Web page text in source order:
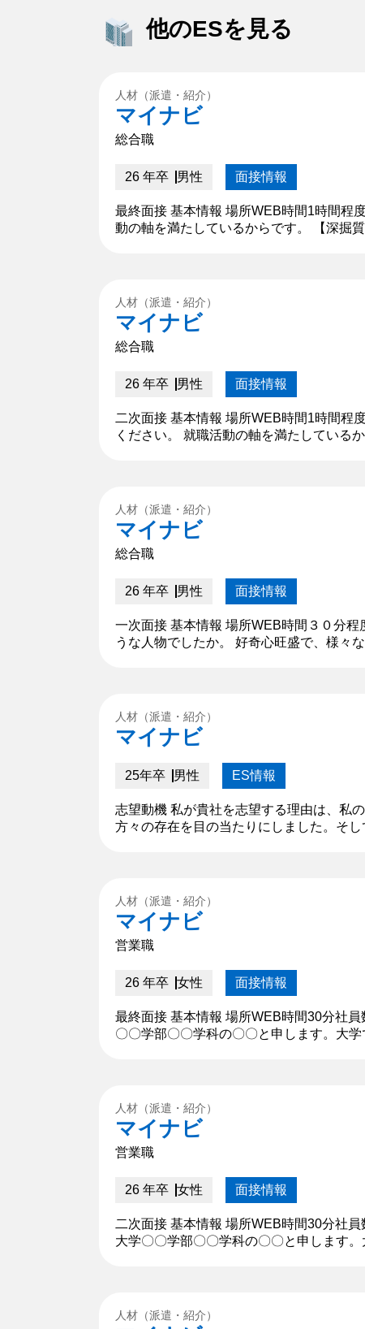
他のESを見る
人材（派遣・紹介）
マイナビ
総合職
26 年卒 男性 面接情報
最終面接 基本情報 場所WEB時間1時間程
動の軸を満たしているからです。 【深掘
人材（派遣・紹介）
マイナビ
総合職
26 年卒 男性 面接情報
二次面接 基本情報 場所WEB時間1時間程
ください。 就職活動の軸を満たしている
人材（派遣・紹介）
マイナビ
総合職
26 年卒 男性 面接情報
一次面接 基本情報 場所WEB時間３０分
うな人物でしたか。 好奇心旺盛で、様々
人材（派遣・紹介）
マイナビ
25年卒 男性 ES情報
志望動機 私が貴社を志望する理由は、私
方々の存在を目の当たりにしました。そ
人材（派遣・紹介）
マイナビ
営業職
26 年卒 女性 面接情報
最終面接 基本情報 場所WEB時間30分社
〇〇学部〇〇学科の〇〇と申します。大
人材（派遣・紹介）
マイナビ
営業職
26 年卒 女性 面接情報
二次面接 基本情報 場所WEB時間30分社
大学〇〇学部〇〇学科の〇〇と申します
人材（派遣・紹介）